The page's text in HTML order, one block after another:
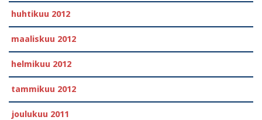
huhtikuu 2012
maaliskuu 2012
helmikuu 2012
tammikuu 2012
joulukuu 2011